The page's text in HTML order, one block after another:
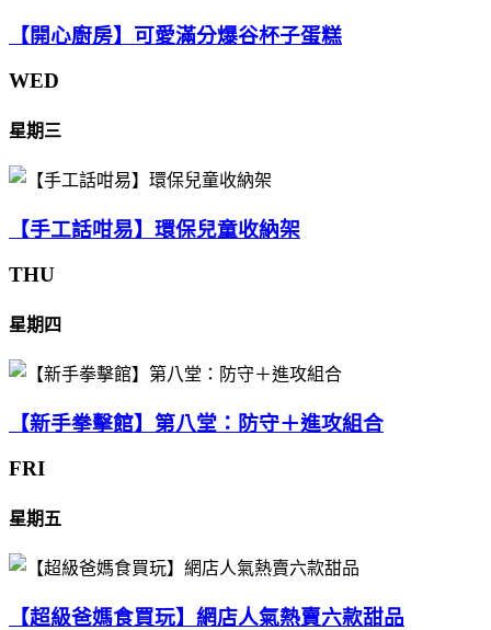
【開心廚房】可愛滿分爆谷杯子蛋糕
WED
星期三
【手工話咁易】環保兒童收納架
THU
星期四
【新手拳擊館】第八堂：防守＋進攻組合
FRI
星期五
【超級爸媽食買玩】網店人氣熱賣六款甜品